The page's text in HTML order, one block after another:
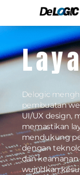
Delogic
pembuatan
UI/UX design,
memastikan
mendukung
dengan
dan keamanan
wujudkan